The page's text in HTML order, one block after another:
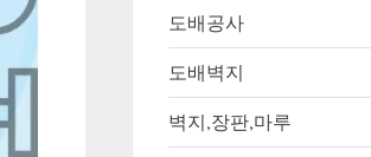
도배공사
도배벽지
벽지,장판,마루